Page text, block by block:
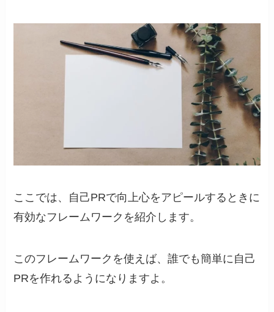
ここでは、自己PRで向上心をアピールするときに
有効なフレームワークを紹介します。
このフレームワークを使えば、誰でも簡単に自己
PRを作れるようになりますよ。